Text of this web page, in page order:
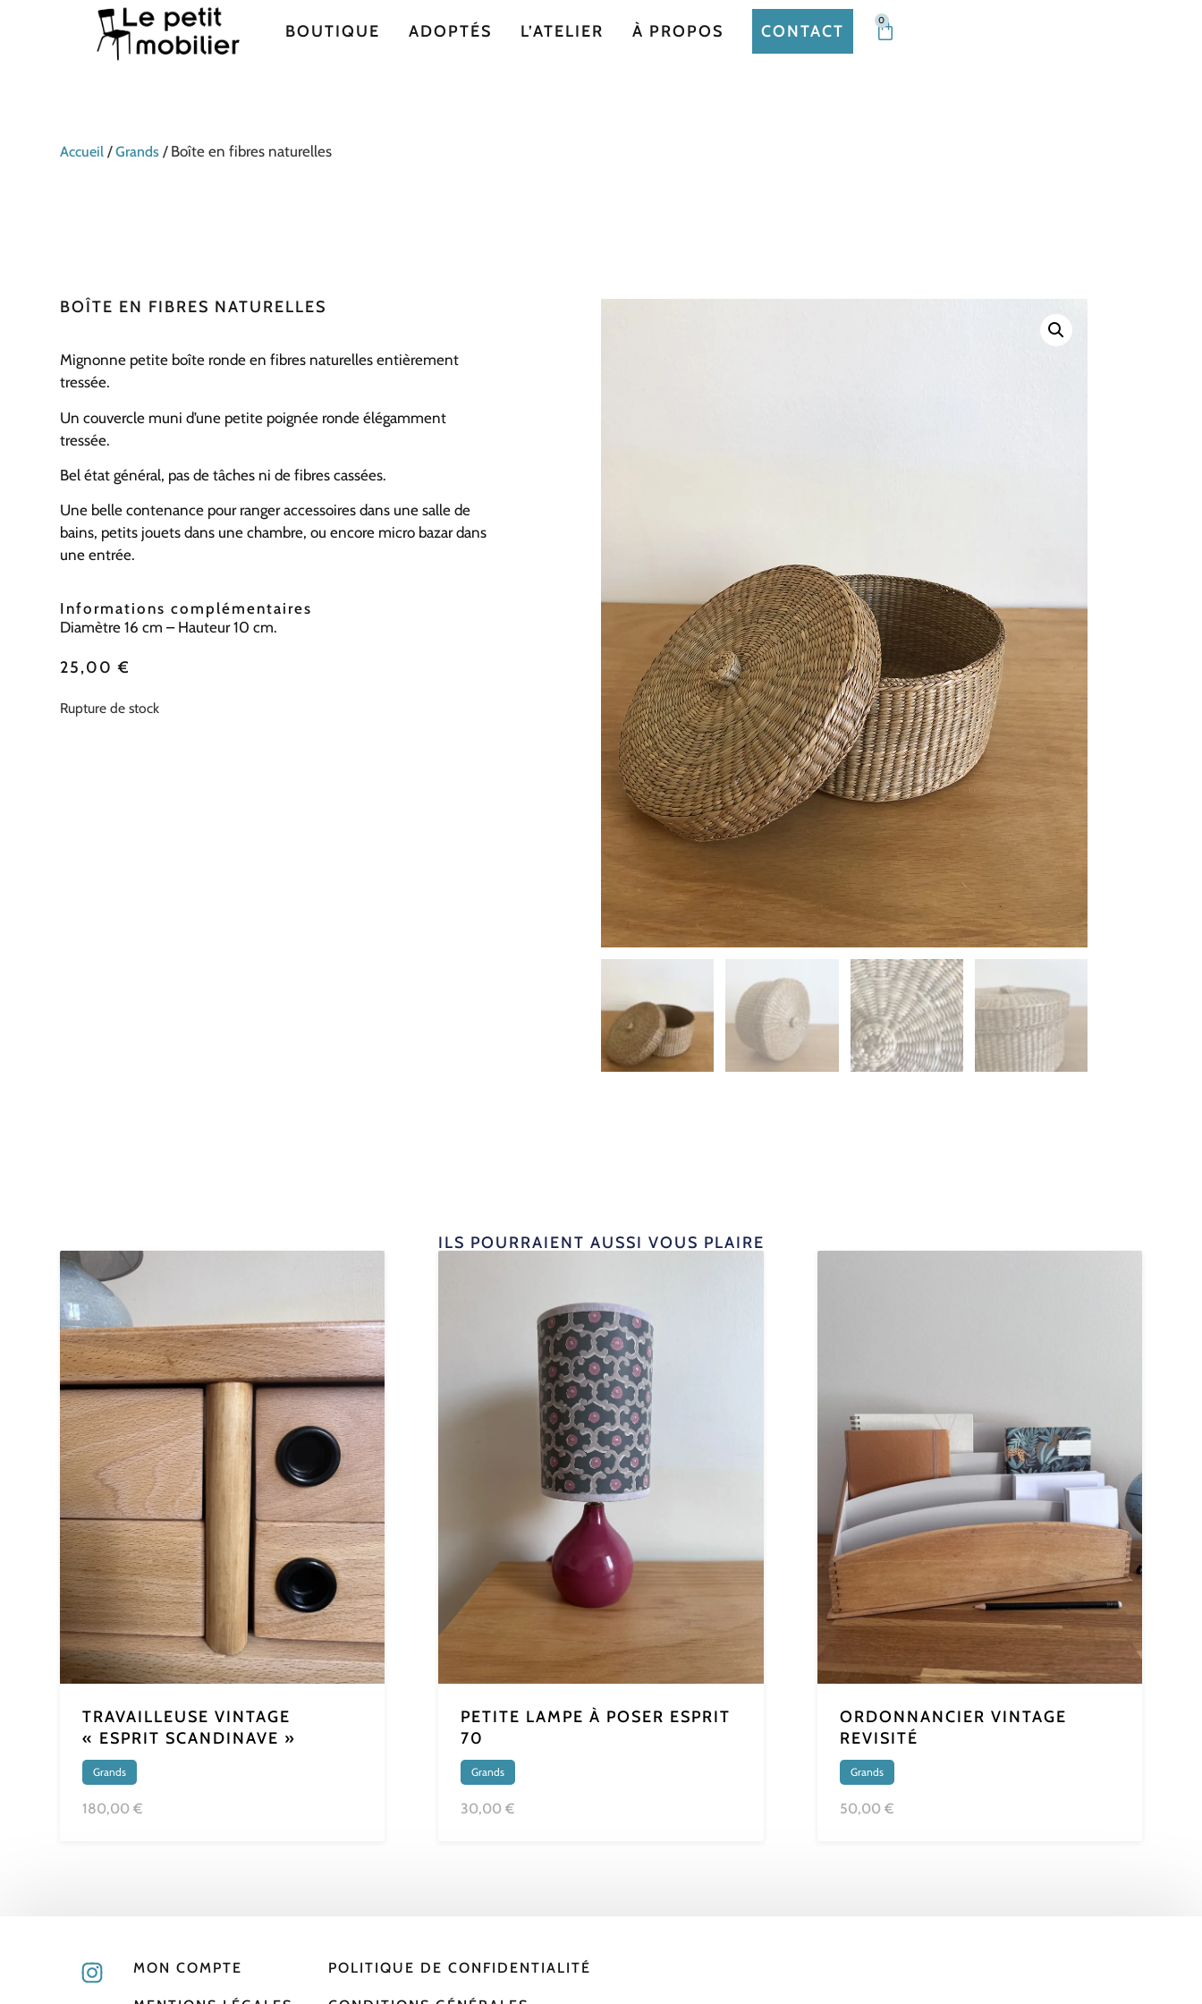
BOUTIQUE ADOPTÉS L’ATELIER À PROPOS CONTACT
0
Accueil /Grands / Boîte en fibres naturelles
BOÎTE EN FIBRES NATURELLES
Mignonne petite boîte ronde en fibres naturelles entièrement
tressée.
Un couvercle muni d’une petite poignée ronde élégamment
tressée.
Bel état général, pas de tâches ni de fibres cassées.
Une belle contenance pour ranger accessoires dans une salle de
bains, petits jouets dans une chambre, ou encore micro bazar dans
une entrée.
Informations complémentaires
Diamètre 16 cm – Hauteur 10 cm.
25,00€
Rupture de stock
ILS POURRAIENT AUSSI VOUS PLAIRE
TRAVAILLEUSE VINTAGE
« ESPRIT SCANDINAVE »
Grands
180,00 €
PETITE LAMPE À POSER ESPRIT
70
Grands
30,00 €
ORDONNANCIER VINTAGE
REVISITÉ
Grands
50,00 €
MON COMPTE POLITIQUE DE CONFIDENTIALITÉ